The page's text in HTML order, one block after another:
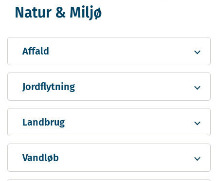
Natur & Miljø
Affald
Jordflytning
Landbrug
Vandløb